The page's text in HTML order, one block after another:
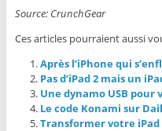
Source: CrunchGear
Ces articles pourraient aussi
Après l’iPhone qui
Pas d’iPad 2 mais un
Une dynamo USB pour
Le code Konami sur
Transformer votre